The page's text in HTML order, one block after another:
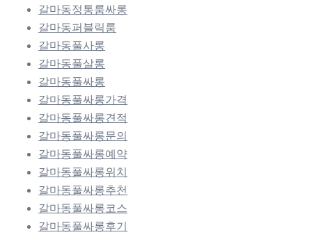
갈마동정통룸싸롱
갈마동퍼블릭룸
갈마동풀사롱
갈마동풀살롱
갈마동풀싸롱
갈마동풀싸롱가격
갈마동풀싸롱견적
갈마동풀싸롱문의
갈마동풀싸롱예약
갈마동풀싸롱위치
갈마동풀싸롱추천
갈마동풀싸롱코스
갈마동풀싸롱후기